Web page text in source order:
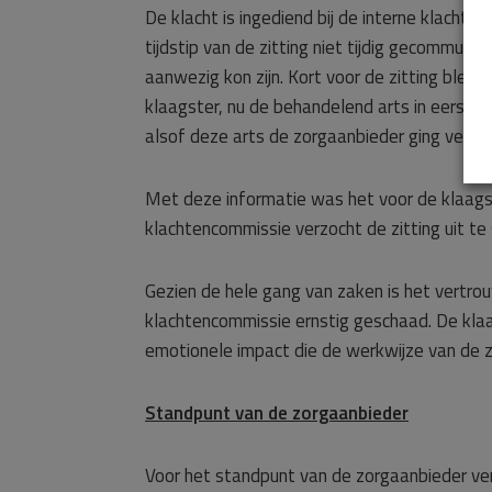
De klacht is ingediend bij de interne
tijdstip van de zitting niet tijdig
aanwezig kon zijn. Kort voor de zitting
klaagster, nu de behandelend arts in
alsof deze arts de zorgaanbieder ging
Met deze informatie was het voor de
klachtencommissie verzocht de zitting uit
Gezien de hele gang van zaken is het
klachtencommissie ernstig geschaad. De
emotionele impact die de werkwijze van de
Standpunt van de zorgaanbieder
Voor het standpunt van de zorgaanbieder